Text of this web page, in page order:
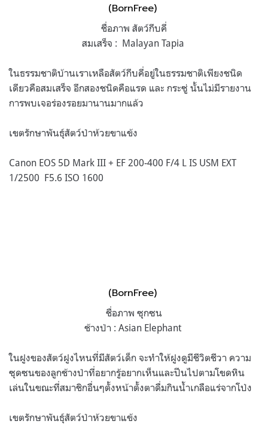
(BornFree)
ชื่อภาพ สัตว์กีบคี่
สมเสร็จ : Malayan Tapia
ในธรรมชาติบ้านเราเหลือสัตว์กีบคี่อยู่ในธรรมชาติเพียงชนิด
เดียวคือสมเสร็จ อีกสองชนิดคือแรด และ กระซู่ นั้นไม่มีรายงาน
การพบเจอร่องรอยมานานมากแล้ว
เขตรักษาพันธุ์สัตว์ป่าห้วยขาแข้ง
Canon EOS 5D Mark III + EF 200-400 F/4 L IS USM EXT
1/2500 F5.6 ISO 1600
(BornFree)
ชื่อภาพ ซุกซน
ช้างป่า : Asian Elephant
ในฝูงของสัตว์ฝูงไหนที่มีสัตว์เด็ก จะทำให้ฝูงดูมีชีวิตชีวา ความ
ซุดซนของลูกช้างป่าที่อยากรู้อยากเห็นและปีนไปตามโขดหิน
เล่นในขณะที่สมาชิกอื่นๆตั้งหน้าตั้งตาดื่มกินน้ำเกลือแร่จากโป่ง
เขตรักษาพันธุ์สัตว์ป่าห้วยขาแข้ง